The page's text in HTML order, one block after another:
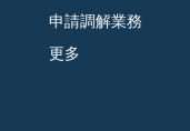
申請調解業務
更多